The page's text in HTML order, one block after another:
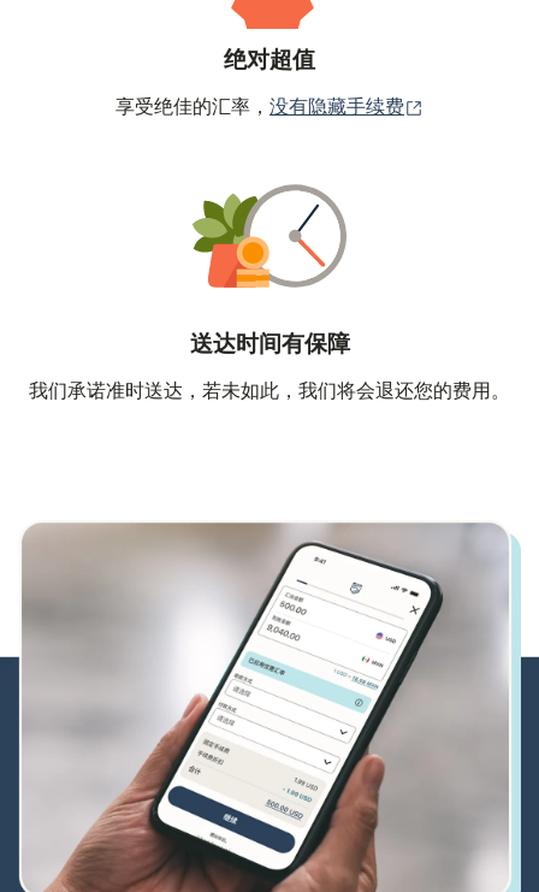
绝对超值
享受绝佳的汇率， 没有隐藏手续费
送达时间有保障
我们承诺准时送达，若未如此，我们将会退还您的费用。